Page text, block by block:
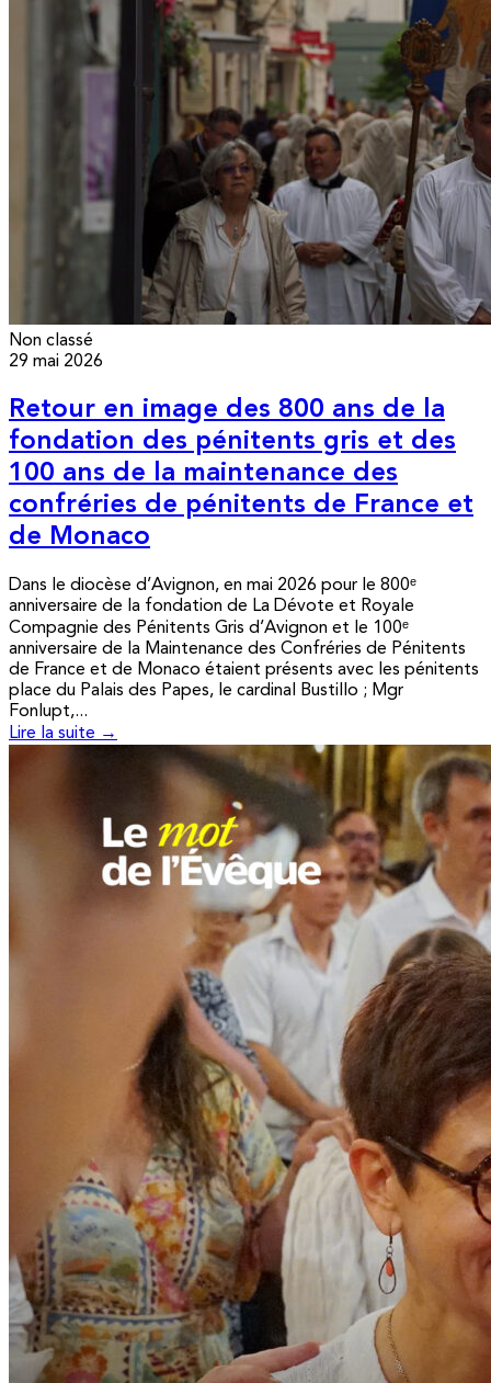
Non classé
29 mai 2026
Retour en image des 800 ans de la
fondation des pénitents gris et des
100 ans de la maintenance des
confréries de pénitents de France et
de Monaco
Dans le diocèse d’Avignon, en mai 2026 pour le 800ᵉ
anniversaire de la fondation de La Dévote et Royale
Compagnie des Pénitents Gris d’Avignon et le 100ᵉ
anniversaire de la Maintenance des Confréries de Pénitents
de France et de Monaco étaient présents avec les pénitents
place du Palais des Papes, le cardinal Bustillo ; Mgr
Fonlupt,...
Lire la suite →